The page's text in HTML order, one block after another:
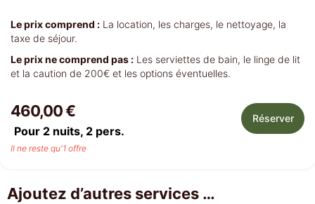
Le prix comprend : La location, les charges, le nettoyage, la
taxe de séjour.
Le prix ne comprend pas : Les serviettes de bain, le linge de lit
et la caution de 200€ et les options éventuelles.
460,00 €
Pour 2 nuits, 2 pers.
Réserver
Il ne reste qu'1 offre
Ajoutez d’autres services …